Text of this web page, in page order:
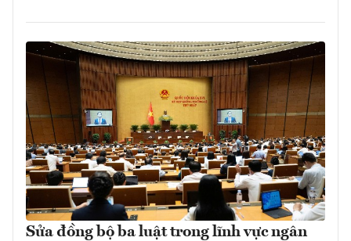
Sửa đồng bộ ba luật trong lĩnh vực ngân